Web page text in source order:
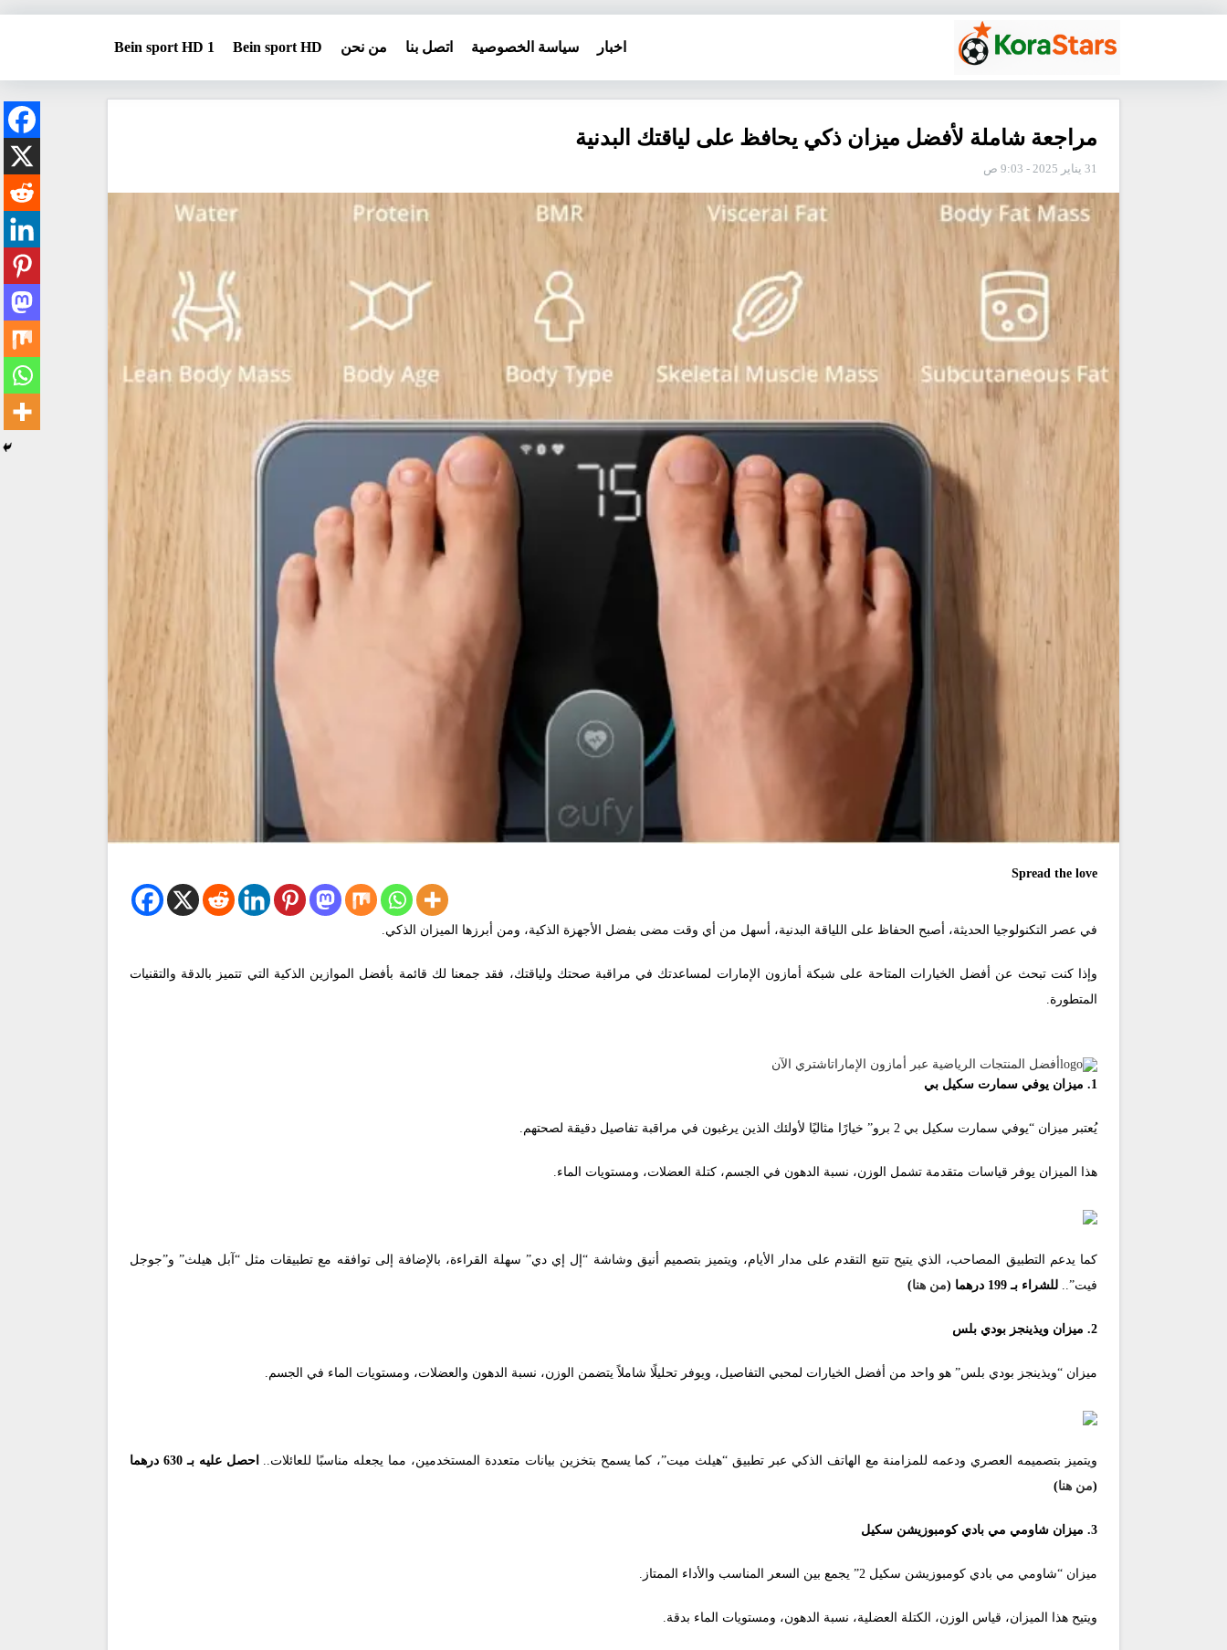
اخبار سياسة الخصوصية اتصل بنا من نحن Bein sport HD
Bein sport HD 1
مراجعة شاملة لأفضل ميزان ذكي يحافظ على لياقتك البدنية
31 يناير 2025 - 9:03 ص
Spread the love
في عصر التكنولوجيا الحديثة، أصبح الحفاظ على اللياقة البدنية، أسهل من أي وقت مضى بفضل الأجهزة الذكية، ومن أبرزها الميزان الذكي.
وإذا كنت تبحث عن أفضل الخيارات المتاحة على شبكة أمازون الإمارات لمساعدتك في مراقبة صحتك ولياقتك، فقد جمعنا لك قائمة بأفضل الموازين الذكية التي تتميز بالدقة والتقنيات
المتطورة.
أفضل المنتجات الرياضية عبر أمازون الإماراتاشتري الآن
1. ميزان يوفي سمارت سكيل بي
يُعتبر ميزان “يوفي سمارت سكيل بي 2 برو” خيارًا مثاليًا لأولئك الذين يرغبون في مراقبة تفاصيل دقيقة لصحتهم.
هذا الميزان يوفر قياسات متقدمة تشمل الوزن، نسبة الدهون في الجسم، كتلة العضلات، ومستويات الماء.
كما يدعم التطبيق المصاحب، الذي يتيح تتبع التقدم على مدار الأيام، ويتميز بتصميم أنيق وشاشة “إل إي دي” سهلة القراءة، بالإضافة إلى توافقه مع تطبيقات مثل “آبل هيلث” و”جوجل
فيت”.. للشراء بـ 199 درهما ( من هنا)
2. ميزان ويذينجز بودي بلس
ميزان “ويذينجز بودي بلس” هو واحد من أفضل الخيارات لمحبي التفاصيل، ويوفر تحليلًا شاملاً يتضمن الوزن، نسبة الدهون والعضلات، ومستويات الماء في الجسم.
ويتميز بتصميمه العصري ودعمه للمزامنة مع الهاتف الذكي عبر تطبيق “هيلث ميت”، كما يسمح بتخزين بيانات متعددة المستخدمين، مما يجعله مناسبًا للعائلات..
احصل عليه بـ 630 درهما
(من هنا)
3. ميزان شاومي مي بادي كومبوزيشن سكيل
ميزان “شاومي مي بادي كومبوزيشن سكيل 2” يجمع بين السعر المناسب والأداء الممتاز.
ويتيح هذا الميزان، قياس الوزن، الكتلة العضلية، نسبة الدهون، ومستويات الماء بدقة.